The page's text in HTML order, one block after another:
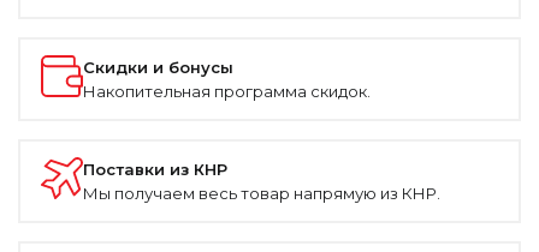
Скидки и бонусы
Накопительная программа скидок.
Поставки из КНР
Мы получаем весь товар напрямую из КНР.